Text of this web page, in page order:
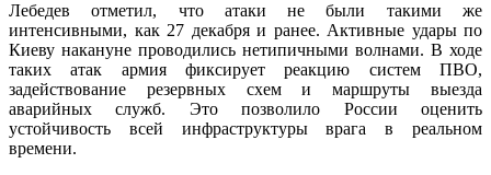
Лебедев отметил, что атаки не были такими же
интенсивными, как 27 декабря и ранее. Активные удары по
Киеву накануне проводились нетипичными волнами. В ходе
таких атак армия фиксирует реакцию систем ПВО,
задействование резервных схем и маршруты выезда
аварийных служб. Это позволило России оценить
устойчивость всей инфраструктуры врага в реальном
времени.